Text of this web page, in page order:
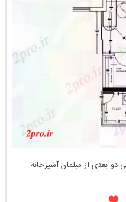
دو بعدی از مبلمان آشپزخانه